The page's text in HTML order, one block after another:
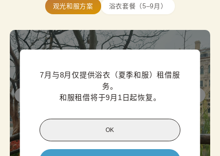
观光和服方案 浴衣套餐（5–9月）
7月与8月仅提供浴衣（夏季和服）租借服
务。
和服租借将于9月1日起恢复。
OK